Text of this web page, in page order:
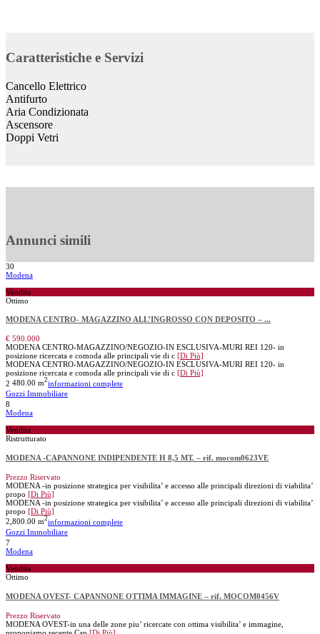
Caratteristiche e Servizi
Cancello Elettrico
Antifurto
Aria Condizionata
Ascensore
Doppi Vetri
Annunci simili
30
Modena
Vendita
Ottimo
MODENA CENTRO- MAGAZZINO ALL’INGROSSO CON DEPOSITO – ...
€ 590.000
MODENA CENTRO-MAGAZZINO/NEGOZIO-IN ESCLUSIVA-MURI REI 120- in
posizione ricercata e comoda alle principali vie di c [Di Più]
MODENA CENTRO-MAGAZZINO/NEGOZIO-IN ESCLUSIVA-MURI REI 120- in
posizione ricercata e comoda alle principali vie di c [Di Più]
2 480.00 m2informazioni complete
Gozzi Immobiliare
8
Modena
Vendita
Ristrutturato
MODENA -CAPANNONE INDIPENDENTE H 8,5 MT. – rif. mocom0623VE
Prezzo Riservato
MODENA -in posizione strategica per visibilita’ e accesso alle principali direzioni di viabilita’
propo [Di Più]
MODENA -in posizione strategica per visibilita’ e accesso alle principali direzioni di viabilita’
propo [Di Più]
2,800.00 m2informazioni complete
Gozzi Immobiliare
7
Modena
Vendita
Ottimo
MODENA OVEST- CAPANNONE OTTIMA IMMAGINE – rif. MOCOM0456V
Prezzo Riservato
MODENA OVEST-in una delle zone piu’ ricercate con ottima visibilita’ e immagine,